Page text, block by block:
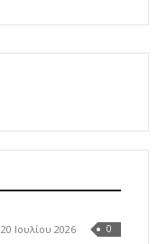
20 Ιουλίου 2026 0